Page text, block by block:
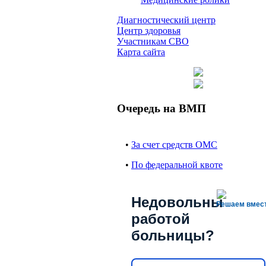
Диагностический центр
Центр здоровья
Участникам СВО
Карта сайта
Очередь на ВМП
• За счет средств ОМС
• По федеральной квоте
Решаем
Недовольны
работой
больницы?